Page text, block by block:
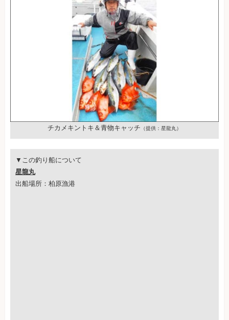
チカメキントキ＆青物キャッチ （提供：星龍丸）
▼この釣り船について
星龍丸
出船場所：柏原漁港